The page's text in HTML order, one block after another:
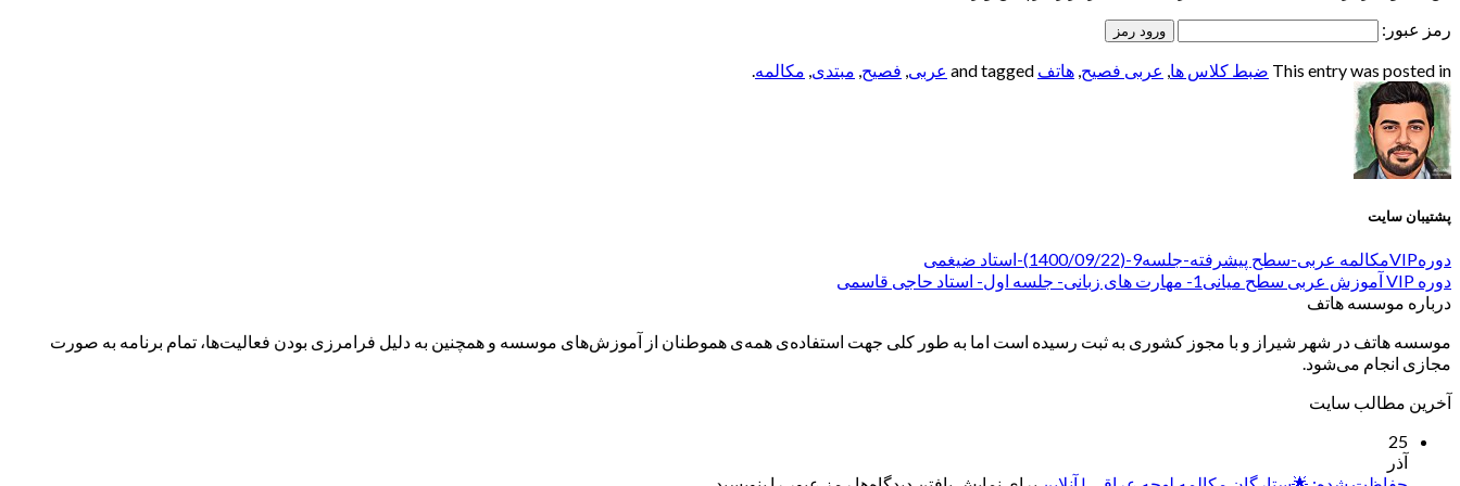
رمز عبور:
This entry was posted in ضبط کلاس ها, عربی فصیح, هاتف عربی, فصیح, مبتدی, مکالمه.
پشتیبان سایت
دورهVIPمکالمه عربی-سطح پیشرفته-جلسه9-(1400/09/22)-استاد ضیغمی
دوره VIP آموزش عربی سطح میانی1- مهارت های زبانی- جلسه اول- استاد حاجی قاسمی
درباره موسسه هاتف
موسسه هاتف در شهر شیراز و با مجوز کشوری به ثبت رسیده است اما به طور کلی جهت استفاده‌ی همه‌ی هموطنان از آموزش‌های موسسه و همچنین به دلیل فرامرزی بودن فعالیت‌ها، تمام برنامه به صورت
مجازی انجام می‌شود.
آخرین مطالب سایت
25
آذر